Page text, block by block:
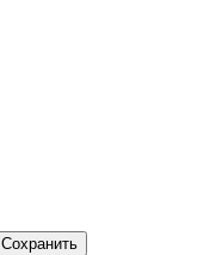
Сохранить